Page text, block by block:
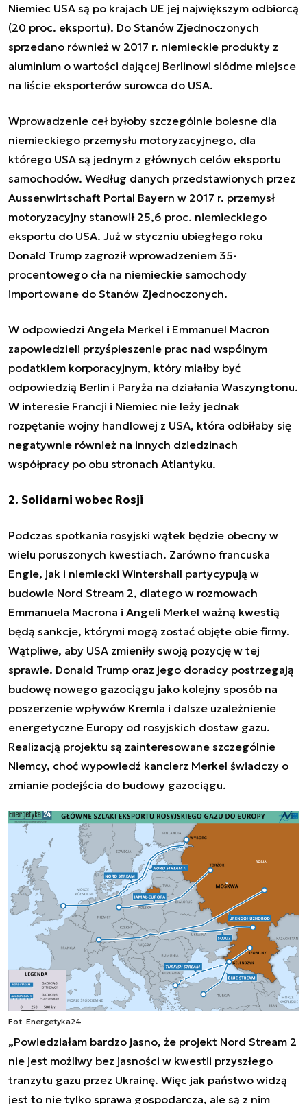
Niemiec USA są po krajach UE jej największym odbiorcą
(20 proc. eksportu). Do Stanów Zjednoczonych
sprzedano również w 2017 r. niemieckie produkty z
aluminium o wartości dającej Berlinowi siódme miejsce
na liście eksporterów surowca do USA.
Wprowadzenie ceł byłoby szczególnie bolesne dla
niemieckiego przemysłu motoryzacyjnego, dla
którego USA są jednym z głównych celów eksportu
samochodów. Według danych przedstawionych przez
Aussenwirtschaft Portal Bayern w 2017 r. przemysł
motoryzacyjny stanowił 25,6 proc. niemieckiego
eksportu do USA. Już w styczniu ubiegłego roku
Donald Trump zagroził wprowadzeniem 35-
procentowego cła na niemieckie samochody
importowane do Stanów Zjednoczonych.
W odpowiedzi Angela Merkel i Emmanuel Macron
zapowiedzieli przyśpieszenie prac nad wspólnym
podatkiem korporacyjnym, który miałby być
odpowiedzią Berlin i Paryża na działania Waszyngtonu.
W interesie Francji i Niemiec nie leży jednak
rozpętanie wojny handlowej z USA, która odbiłaby się
negatywnie również na innych dziedzinach
współpracy po obu stronach Atlantyku.
2. Solidarni wobec Rosji
Podczas spotkania rosyjski wątek będzie obecny w
wielu poruszonych kwestiach. Zarówno francuska
Engie, jak i niemiecki Wintershall partycypują w
budowie Nord Stream 2, dlatego w rozmowach
Emmanuela Macrona i Angeli Merkel ważną kwestią
będą sankcje, którymi mogą zostać objęte obie firmy.
Wątpliwe, aby USA zmieniły swoją pozycję w tej
sprawie. Donald Trump oraz jego doradcy postrzegają
budowę nowego gazociągu jako kolejny sposób na
poszerzenie wpływów Kremla i dalsze uzależnienie
energetyczne Europy od rosyjskich dostaw gazu.
Realizacją projektu są zainteresowane szczególnie
Niemcy, choć wypowiedź kanclerz Merkel świadczy o
zmianie podejścia do budowy gazociągu.
Fot. Energetyka24
„Powiedziałam bardzo jasno, że projekt Nord Stream 2
nie jest możliwy bez jasności w kwestii przyszłego
tranzytu gazu przez Ukrainę. Więc jak państwo widzą
jest to nie tylko sprawa gospodarcza, ale są z nim